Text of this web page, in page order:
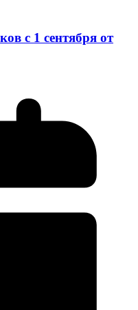
с 1 сентября от